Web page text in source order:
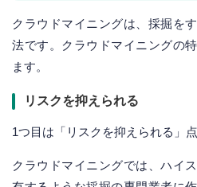
クラウドマイニングは、採掘を
法です。クラウドマイニングの
ます。
リスクを抑えられる
1つ目は「リスクを抑えられる」点
クラウドマイニングでは、ハイ